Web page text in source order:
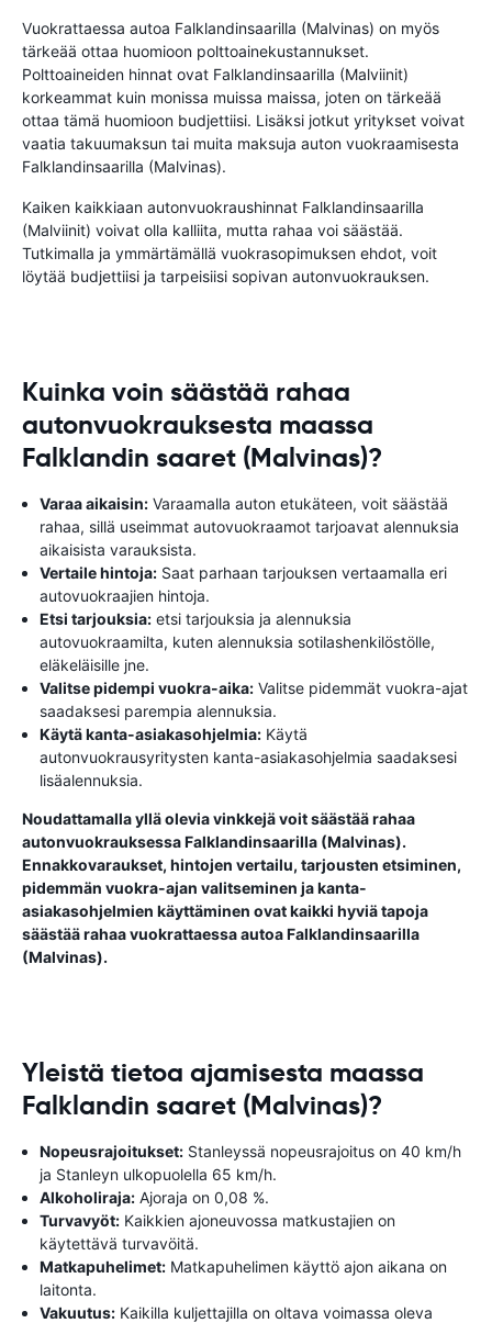
Vuokrattaessa autoa Falklandinsaarilla (Malvinas) on myös
tärkeää ottaa huomioon polttoainekustannukset.
Polttoaineiden hinnat ovat Falklandinsaarilla (Malviinit)
korkeammat kuin monissa muissa maissa, joten on tärkeää
ottaa tämä huomioon budjettiisi. Lisäksi jotkut yritykset voivat
vaatia takuumaksun tai muita maksuja auton vuokraamisesta
Falklandinsaarilla (Malvinas).
Kaiken kaikkiaan autonvuokraushinnat Falklandinsaarilla
(Malviinit) voivat olla kalliita, mutta rahaa voi säästää.
Tutkimalla ja ymmärtämällä vuokrasopimuksen ehdot, voit
löytää budjettiisi ja tarpeisiisi sopivan autonvuokrauksen.
Kuinka voin säästää rahaa
autonvuokrauksesta maassa
Falklandin saaret (Malvinas)?
Varaa aikaisin: Varaamalla auton etukäteen, voit säästää
rahaa, sillä useimmat autovuokraamot tarjoavat alennuksia
aikaisista varauksista.
Vertaile hintoja: Saat parhaan tarjouksen vertaamalla eri
autovuokraajien hintoja.
Etsi tarjouksia: etsi tarjouksia ja alennuksia
autovuokraamilta, kuten alennuksia sotilashenkilöstölle,
eläkeläisille jne.
Valitse pidempi vuokra-aika: Valitse pidemmät vuokra-ajat
saadaksesi parempia alennuksia.
Käytä kanta-asiakasohjelmia: Käytä
autonvuokrausyritysten kanta-asiakasohjelmia saadaksesi
lisäalennuksia.
Noudattamalla yllä olevia vinkkejä voit säästää rahaa
autonvuokrauksessa Falklandinsaarilla (Malvinas).
Ennakkovaraukset, hintojen vertailu, tarjousten etsiminen,
pidemmän vuokra-ajan valitseminen ja kanta-
asiakasohjelmien käyttäminen ovat kaikki hyviä tapoja
säästää rahaa vuokrattaessa autoa Falklandinsaarilla
(Malvinas).
Yleistä tietoa ajamisesta maassa
Falklandin saaret (Malvinas)?
Nopeusrajoitukset: Stanleyssä nopeusrajoitus on 40 km/h
ja Stanleyn ulkopuolella 65 km/h.
Alkoholiraja: Ajoraja on 0,08 %.
Turvavyöt: Kaikkien ajoneuvossa matkustajien on
käytettävä turvavöitä.
Matkapuhelimet: Matkapuhelimen käyttö ajon aikana on
laitonta.
Vakuutus: Kaikilla kuljettajilla on oltava voimassa oleva